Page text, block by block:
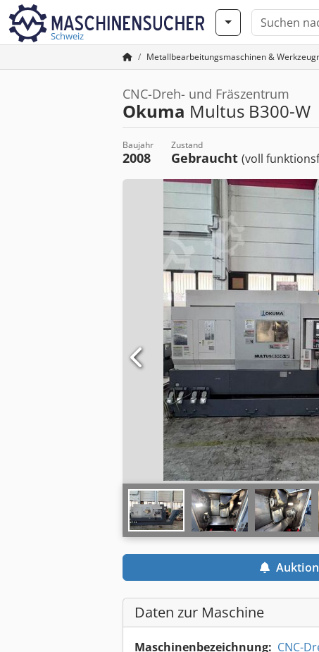
Schweiz
Metallbearbeitungsmaschinen &
CNC-Dreh- und Fräszentrum
Okuma Multus B300-W
Baujahr
2008
Zustand
Gebraucht (voll
Daten zur Maschine
Maschinenbezeichnung: CNC-